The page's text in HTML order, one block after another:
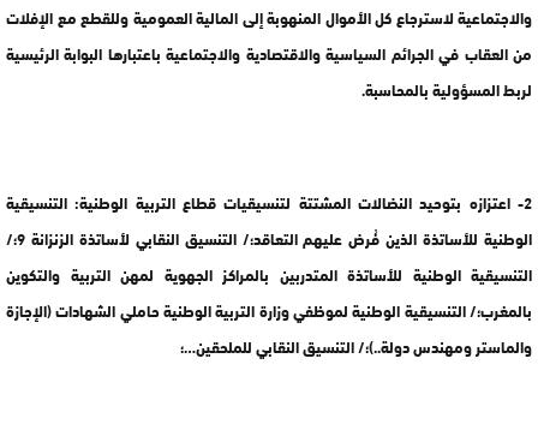
والاجتماعية لاسترجاع كل الأموال المنهوبة إلى المالية العمومية وللقطع مع الإفلات
من العقاب في الجرائم السياسية والاقتصادية والاجتماعية باعتبارها البوابة الرئيسية
لربط المسؤولية بالمحاسبة.
2- اعتزازه بتوحيد النضالات المشتتة لتنسيقيات قطاع التربية الوطنية: التنسيقية
الوطنية للأساتذة الذين فُرض عليهم التعاقد؛/ التنسيق النقابي لأساتذة الزنزانة 9؛/
التنسيقية الوطنية للأساتذة المتدربين بالمراكز الجهوية لمهن التربية والتكوين
بالمغرب؛/ التنسيقية الوطنية لموظفي وزارة التربية الوطنية حاملي الشهادات (الإجازة
والماستر ومهندس دولة..)؛/ التنسيق النقابي للملحقين…؛